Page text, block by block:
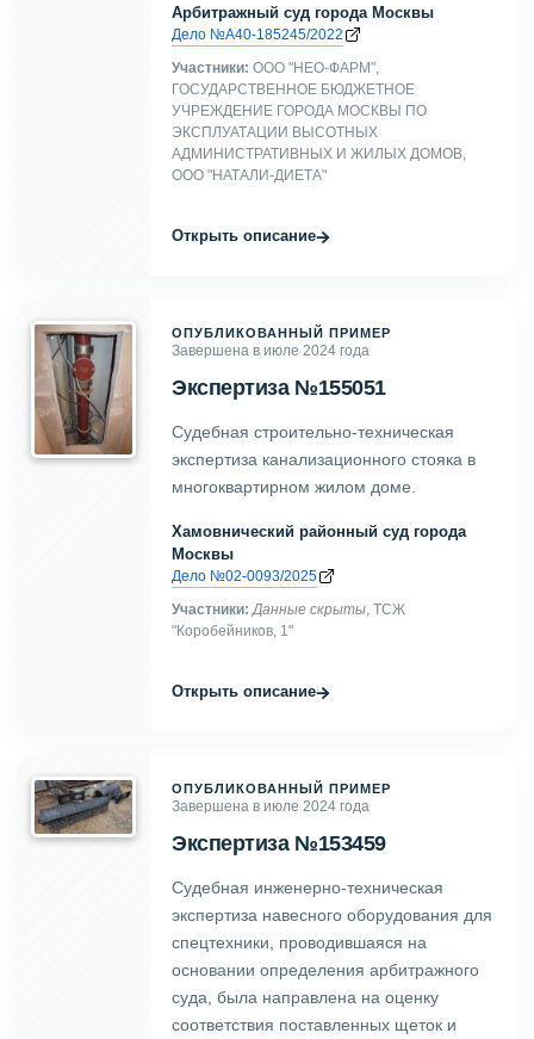
Арбитражный суд города Москвы
Дело №А40-185245/2022
Участники: ООО "НЕО-ФАРМ",
ГОСУДАРСТВЕННОЕ БЮДЖЕТНОЕ
УЧРЕЖДЕНИЕ ГОРОДА МОСКВЫ ПО
ЭКСПЛУАТАЦИИ ВЫСОТНЫХ
АДМИНИСТРАТИВНЫХ И ЖИЛЫХ ДОМОВ,
ООО "НАТАЛИ-ДИЕТА"
Открыть описание→
ОПУБЛИКОВАННЫЙ ПРИМЕР
Завершена в июле 2024 года
Экспертиза №155051
Судебная строительно-техническая
экспертиза канализационного стояка в
многоквартирном жилом доме.
Хамовнический районный суд города
Москвы
Дело №02-0093/2025
Участники: Данные скрыты , ТСЖ
"Коробейников, 1"
Открыть описание→
ОПУБЛИКОВАННЫЙ ПРИМЕР
Завершена в июле 2024 года
Экспертиза №153459
Судебная инженерно-техническая
экспертиза навесного оборудования для
спецтехники, проводившаяся на
основании определения арбитражного
суда, была направлена на оценку
соответствия поставленных щеток и